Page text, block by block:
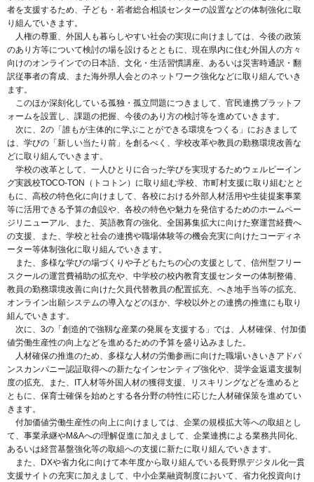
者を支援するため、子ども・若者総合相談センターの設置などの体制強化に取
り組んでいきます。
人権の尊重、外国人も暮らしやすい社会の実現に向けましては、今後の政策
のあり方等について検討の場を設けるとともに、現在県内に住む外国人の方々
向けのオンラインでの日本語、文化・生活習慣講座、あるいは災害時通訳・翻
訳従事者の育成、また海外県人会とのネットワーク強化などに取り組んでいき
ます。
このほか深刻化している孤独・孤立問題につきまして、官民連携プラットフ
ォームを設置し、課題の把握、今後のあり方の検討等を進めていきます。
次に、2の「誰もが主体的に学ぶことができる環境をつくる」におきまして
は、学びの「新しい当たり前」を創るべく、学校改革や教員の勤務環境改善な
どに取り組んでいきます。
学校の改革として、一人ひとりに合った学びを実現するためウェルビーイン
グ実践校TOCO-TON（トコトン）に取り組む学校、市町村支援に取り組むとと
もに、高校の特色化に向けまして、各校における外部人材活用や生徒提案事業
等に活用できる予算の創設や、各校の特色や魅力を発信するためのホームペー
ジリニューアル、また、英語教育の強化、全国募集拡大に向けた寮運営経費へ
の支援、また、学校と社会の連携や職場体験等の機会充実に向けたコーディネ
ーター等体制強化に取り組んでいきます。
また、多様な学びの場づくりや子どもたちの心の支援として、信州型フリー
スクールの運営費補助の拡充や、中学校の校内教育支援センターの体制整備、
教員の勤務環境改善に向けた欠員代替教員の配置拡充、へき地手当等の拡充、
オンライン出願システムの導入などのほか、学校以外との連携の推進にも取り
組んでいきます。
次に、3の「創造的で強靱な産業の発展を支援する」では、人材確保、付加価
値労働生産性の向上などを進めるための予算を盛り込みました。
人材確保の推進のため、多様な人材の労働参画に向けた職場いきいきアドバ
ンスカンパニー認証取得への新たなインセンティブ強化や、奨学金返還支援制
度の拡充、また、IT人材等外国人材の獲得支援、リスキリングなどを進めると
ともに、保育士確保を始めとする各分野の特性に応じた人材確保策を進めてい
きます。
付加価値労働生産性の向上に向けましては、企業の規模拡大等への取組とし
て、事業承継やM&Aへの理解促進に加えまして、企業連携による業務共同化、
あるいは経営基盤強化等の取組への支援に新たに取り組んでいきます。
また、DXや省力化に向けて本年度から取り組んでいる長野県デジタル化一貫
支援サイトの充実に加えまして、中小企業融資制度において、省力化投資向け